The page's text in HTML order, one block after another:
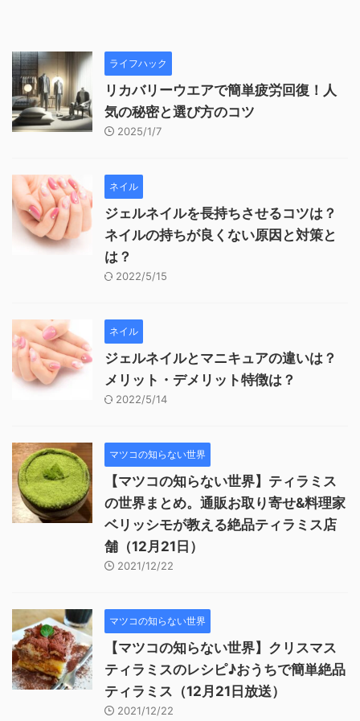
ライフハック
リカバリーウエアで簡単疲労回復！人
気の秘密と選び方のコツ
2025/1/7
ネイル
ジェルネイルを長持ちさせるコツは？
ネイルの持ちが良くない原因と対策と
は？
2022/5/15
ネイル
ジェルネイルとマニキュアの違いは？
メリット・デメリット特徴は？
2022/5/14
マツコの知らない世界
【マツコの知らない世界】ティラミス
の世界まとめ。通販お取り寄せ&料理家
ベリッシモが教える絶品ティラミス店
舗（12月21日）
2021/12/22
マツコの知らない世界
【マツコの知らない世界】クリスマス
ティラミスのレシピ♪おうちで簡単絶品
ティラミス（12月21日放送）
2021/12/22